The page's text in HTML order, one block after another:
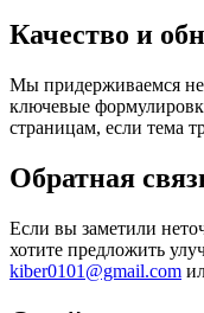
Качество и
Мы придерживаемся
ключевые
страницам, если тема
Обратная
Если вы заметили
хотите предложить
kiber0101@gmail.com